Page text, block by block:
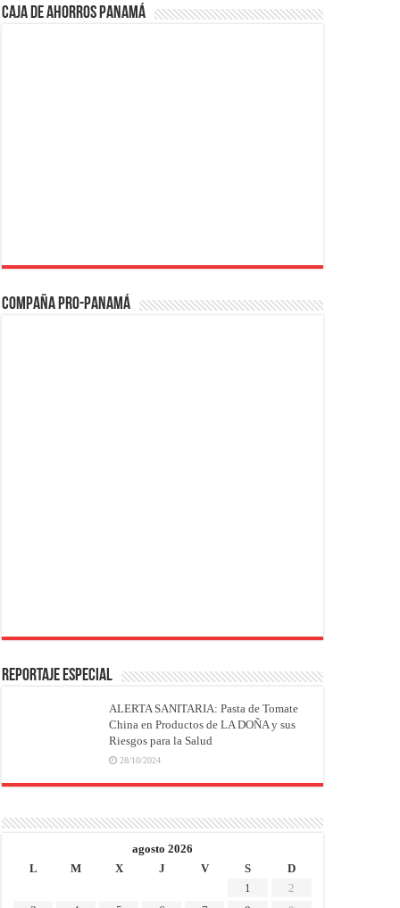
Caja de Ahorros Panamá
Compaña PRO-Panamá
REPORTAJE ESPECIAL
ALERTA SANITARIA: Pasta de Tomate
China en Productos de LA DOÑA y sus
Riesgos para la Salud
28/10/2024
agosto 2026
L
M X J V S
D
1
2